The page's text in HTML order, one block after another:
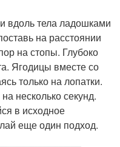
вдоль тела ладошками
на расстоянии
на стопы. Глубоко
Ягодицы вместе со
только на лопатки.
несколько секунд.
в исходное
еще один подход.